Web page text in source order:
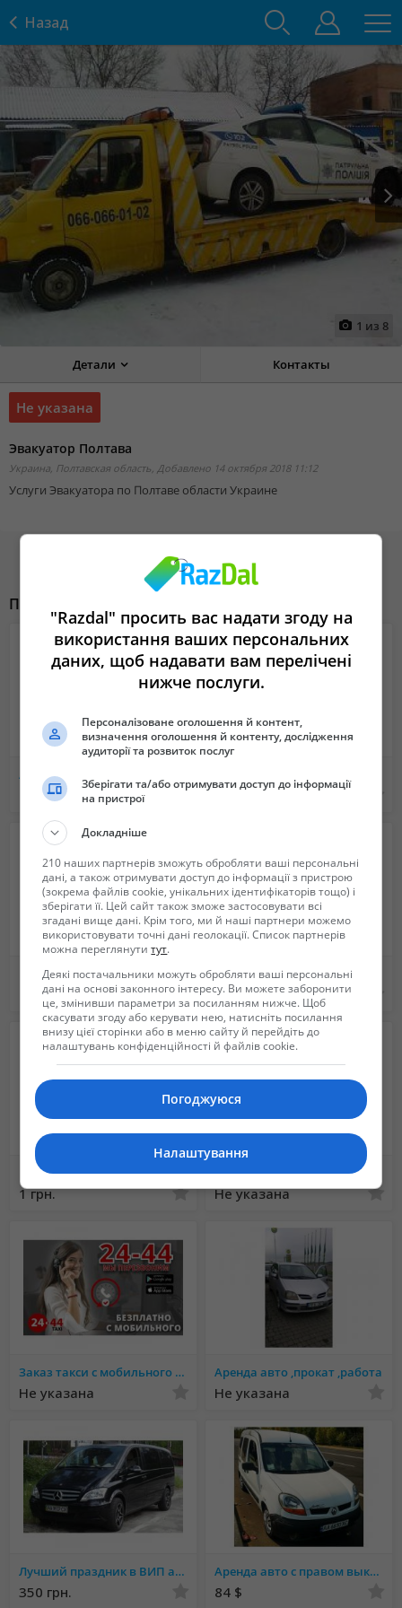
Назад
Next
1 из 8
Детали Контакты
Не указана
Эвакуатор Полтава
Украина, Полтавская область, Добавлено 14 октября 2018 11:12
Услуги Эвакуатора по Полтаве области Украине
Похожие объявления
120 $ 140 $
Мерседес Виано для VIP пассажиров
400 грн. Не указана
Грузоперевозки Кривой Рог
1 грн. Не указана
Заказ такси с мобильного бесплатно. Быстрая подача. Вежливые водители.
Не указана
Аренда авто ,прокат ,работа
Не указана
Лучший праздник в ВИП автомобиле
350 грн.
Аренда авто с правом выкупа без залога киев универсал Рено Кенгу
84 $
"Razdal" просить вас надати згоду на
використання ваших персональних
даних, щоб надавати вам перелічені
нижче послуги.
Персоналізоване оголошення й контент,
визначення оголошення й контенту, дослідження
аудиторії та розвиток послуг
Зберігати та/або отримувати доступ до інформації
на пристрої
Докладніше
210 наших партнерів зможуть обробляти ваші персональні
дані, а також отримувати доступ до інформації з пристрою
(зокрема файлів cookie, унікальних ідентифікаторів тощо) і
зберігати її. Цей сайт також зможе застосовувати всі
згадані вище дані. Крім того, ми й наші партнери можемо
використовувати точні дані геолокації. Список партнерів
можна переглянутитут.
Деякі постачальники можуть обробляти ваші персональні
дані на основі законного інтересу. Ви можете заборонити
це, змінивши параметри за посиланням нижче. Щоб
скасувати згоду або керувати нею, натисніть посилання
внизу цієї сторінки або в меню сайту й перейдіть до
налаштувань конфіденційності й файлів cookie.
Погоджуюся
Налаштування